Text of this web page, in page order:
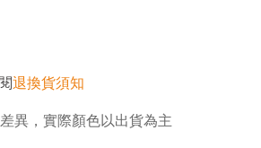
退換貨須知
異，實際顏色以出貨為主